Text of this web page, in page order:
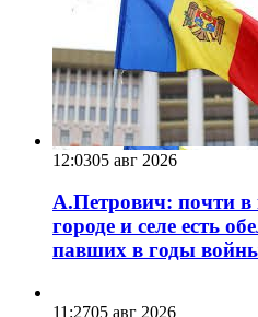
12:0305 авг 2026
А.Петрович: почти
городе и селе есть
павших в годы
11:2705 авг 2026